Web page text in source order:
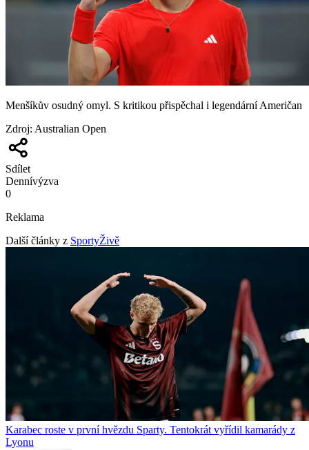
Menšíkův osudný omyl. S kritikou přispěchal i legendární Američan
Zdroj: Australian Open
Sdílet
Dennívýzva
0
Reklama
Další články z SportyŽivě
Karabec roste v první hvězdu Sparty. Tentokrát vyřídil kamarády z
Lyonu